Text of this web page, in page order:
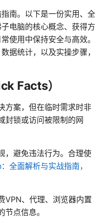
南。以下是一份实用、全
电脑的核心概念、获得方
使用中保持安全与高效。
据统计，以及实操步骤，
Facts）
方案，但在临时需求时非
封锁或访问被限制的网
，避免违法行为。合理使
全面解析与实战指南，
VPN、代理、浏览器内置
点信息。